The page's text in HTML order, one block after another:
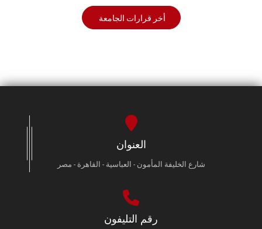
أخر قرارات الجامعة
العنوان
شارع الخليفة المأمون - العباسية - القاهرة - مصر
رقم التليفون